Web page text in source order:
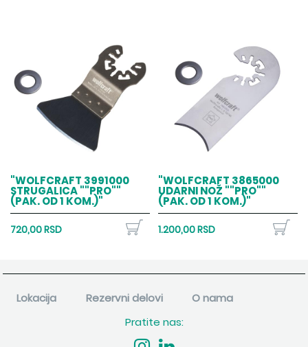
"WOLFCRAFT 3991000
STRUGALICA ""PRO""
(PAK. OD 1 KOM.)"
720,00 RSD
"WOLFCRAFT 3865000
UDARNI NOŽ ""PRO""
(PAK. OD 1 KOM.)"
1.200,00 RSD
Lokacija Rezervni delovi
O nama
Pratite nas: